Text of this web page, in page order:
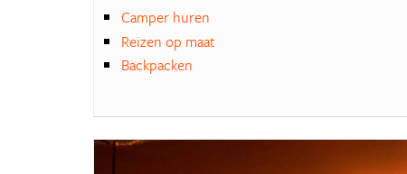
Camper huren
Reizen op maat
Backpacken